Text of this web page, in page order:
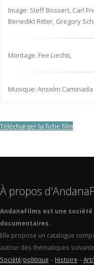
Image: Steff Bossert, Carl
Benedikt Ritter, Gregory
Montage: Fee Liechti,
Musique: Anselm Caminada
Télécharger la fiche film
À propos
AndanaFilms est une
documentaires.
Elle propose un catalogue
autour des thématiques
Société/politique – Histoire –